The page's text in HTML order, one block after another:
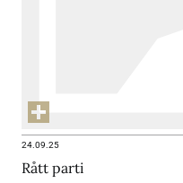
24.09.25
Rått parti